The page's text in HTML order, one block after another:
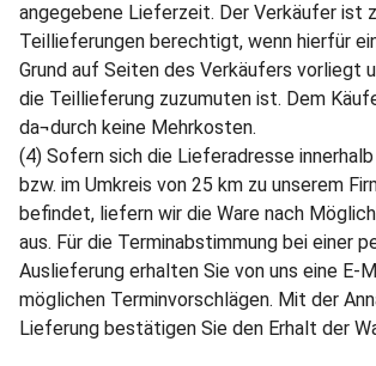
angegebene Lieferzeit. Der Verkäufer ist
Teillieferungen berechtigt, wenn hierfür
Grund auf Seiten des Verkäufers vorliegt
die Teillieferung zuzumuten ist. Dem
da¬durch keine Mehrkosten.
(4) Sofern sich die Lieferadresse
bzw. im Umkreis von 25 km zu unserem
befindet, liefern wir die Ware nach
aus. Für die Terminabstimmung bei einer
Auslieferung erhalten Sie von uns eine E-
möglichen Terminvorschlägen. Mit der
Lieferung bestätigen Sie den Erhalt der